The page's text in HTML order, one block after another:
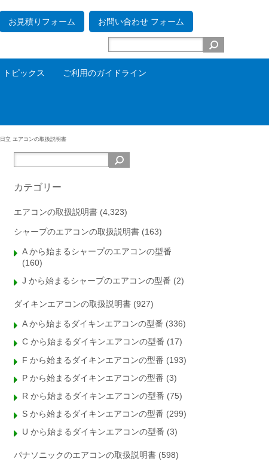
お見積りフォーム お問い合わせ フォーム
トピックス ご利用のガイドライン
日立 エアコンの取扱説明書
カテゴリー
エアコンの取扱説明書 (4,323)
シャープのエアコンの取扱説明書 (163)
A から始まるシャープのエアコンの型番
(160)
J から始まるシャープのエアコンの型番 (2)
ダイキンエアコンの取扱説明書 (927)
A から始まるダイキンエアコンの型番 (336)
C から始まるダイキンエアコンの型番 (17)
F から始まるダイキンエアコンの型番 (193)
P から始まるダイキンエアコンの型番 (3)
R から始まるダイキンエアコンの型番 (75)
S から始まるダイキンエアコンの型番 (299)
U から始まるダイキンエアコンの型番 (3)
パナソニックのエアコンの取扱説明書 (598)